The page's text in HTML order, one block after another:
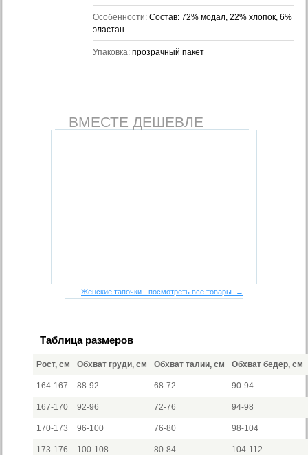
Особенности: Состав: 72% модал, 22% хлопок, 6%
эластан.
Упаковка: прозрачный пакет
ВМЕСТЕ ДЕШЕВЛЕ
Женские тапочки - посмотреть все товары →
Таблица размеров
Рост, см Обхват груди, см Обхват талии, см Обхват бедер, см
164-167 88-92 68-72 90-94
167-170 92-96 72-76 94-98
170-173 96-100 76-80 98-104
173-176 100-108 80-84 104-112